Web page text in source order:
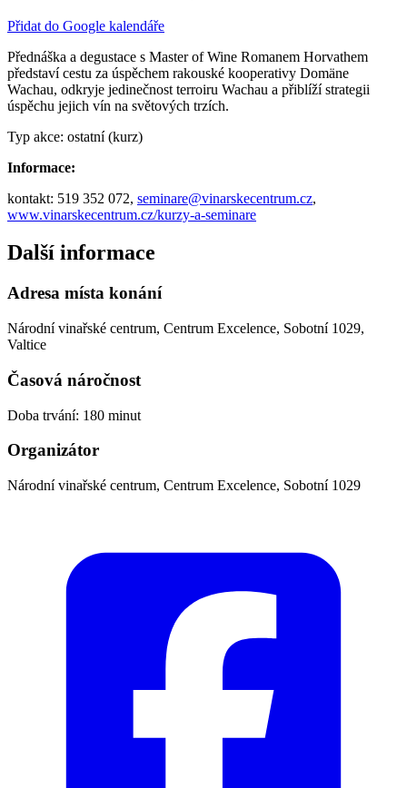
Přidat do Google kalendáře
Přednáška a degustace s Master of Wine Romanem Horvathem
představí cestu za úspěchem rakouské kooperativy Domäne
Wachau, odkryje jedinečnost terroiru Wachau a přiblíží strategii
úspěchu jejich vín na světových trzích.
Typ akce: ostatní (kurz)
Informace:
kontakt: 519 352 072, seminare@vinarskecentrum.cz,
www.vinarskecentrum.cz/kurzy-a-seminare
Další informace
Adresa místa konání
Národní vinařské centrum, Centrum Excelence, Sobotní 1029,
Valtice
Časová náročnost
Doba trvání: 180 minut
Organizátor
Národní vinařské centrum, Centrum Excelence, Sobotní 1029